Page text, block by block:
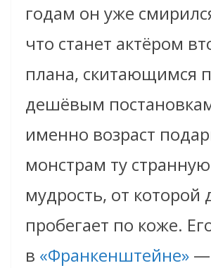
годам он уже
что станет актёром
плана, скитающимся
дешёвым
именно возраст
монстрам ту странную
мудрость, от которой
пробегает по коже.
в «Франкенштейне» —